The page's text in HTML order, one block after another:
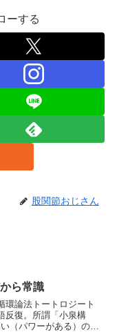
ーする
股関節おじさん
ら常識
環論法トートロジート
反復。所謂「小泉構
（パワーがある）のは